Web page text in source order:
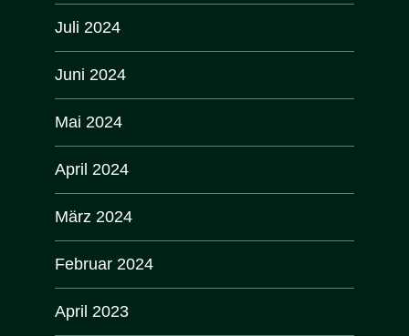
Juli 2024
Juni 2024
Mai 2024
April 2024
März 2024
Februar 2024
April 2023